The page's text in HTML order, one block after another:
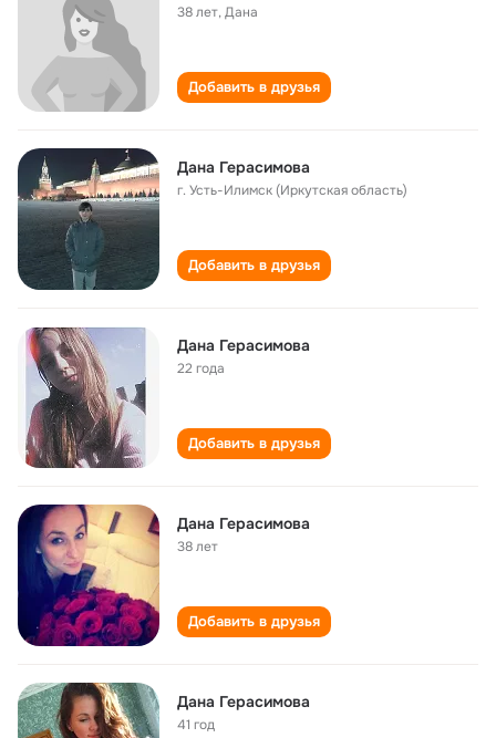
38 лет,Дана
Добавить в друзья
Дана Герасимова
г. Усть-Илимск (Иркутская область)
Добавить в друзья
Дана Герасимова
22 года
Добавить в друзья
Дана Герасимова
38 лет
Добавить в друзья
Дана Герасимова
41 год